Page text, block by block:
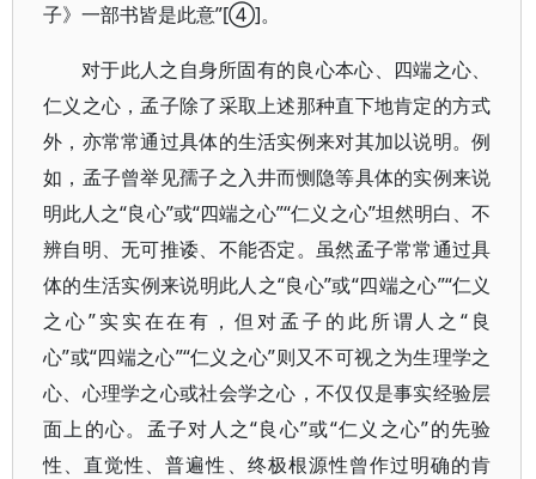
子》一部书皆是此意”[④]。
对于此人之自身所固有的良心本心、四端之心、
仁义之心，孟子除了采取上述那种直下地肯定的方式
外，亦常常通过具体的生活实例来对其加以说明。例
如，孟子曾举见孺子之入井而恻隐等具体的实例来说
明此人之“良心”或“四端之心”“仁义之心”坦然明白、不
辨自明、无可推诿、不能否定。虽然孟子常常通过具
体的生活实例来说明此人之“良心”或“四端之心”“仁义
之心”实实在在有，但对孟子的此所谓人之“良
心”或“四端之心”“仁义之心”则又不可视之为生理学之
心、心理学之心或社会学之心，不仅仅是事实经验层
面上的心。孟子对人之“良心”或“仁义之心”的先验
性、直觉性、普遍性、终极根源性曾作过明确的肯